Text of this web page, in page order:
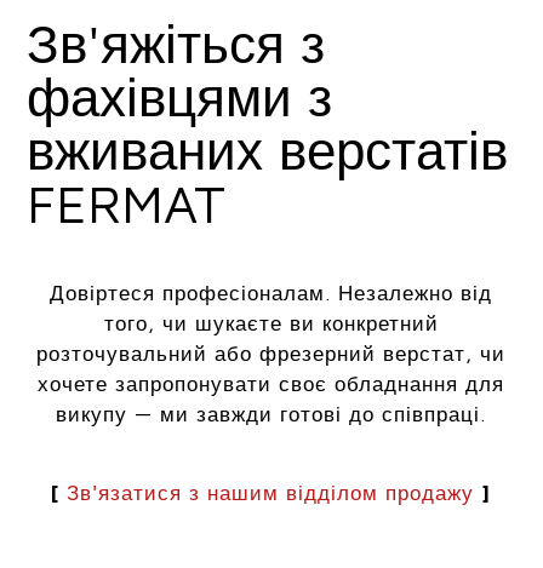
Зв'яжіться з
фахівцями з
вживаних верстатів
FERMAT
Довіртеся професіоналам. Незалежно від
того, чи шукаєте ви конкретний
розточувальний або фрезерний верстат, чи
хочете запропонувати своє обладнання для
викупу — ми завжди готові до співпраці.
[Зв'язатися з нашим відділом продажу ]